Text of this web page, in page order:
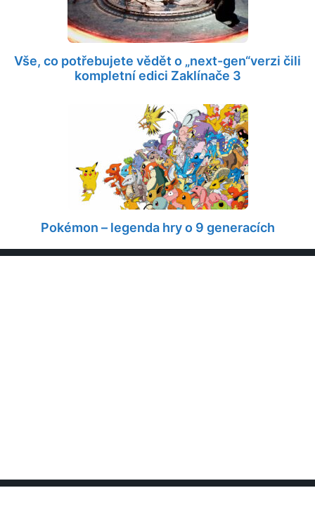
Vše, co potřebujete vědět o „next-gen“verzi čili
kompletní edici Zaklínače 3
Pokémon – legenda hry o 9 generacích